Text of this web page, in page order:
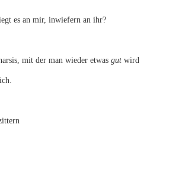
es an mir, inwiefern an ihr?
mit der man wieder etwas gut wird